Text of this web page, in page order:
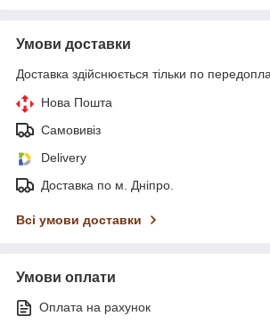
Умови доставки
Доставка здійснюється тільки по
Нова Пошта
Самовивіз
Delivery
Доставка по м. Дніпро.
Всі умови доставки
Умови оплати
Оплата на рахунок